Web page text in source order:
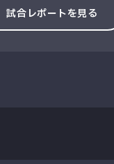
試合レポートを見る